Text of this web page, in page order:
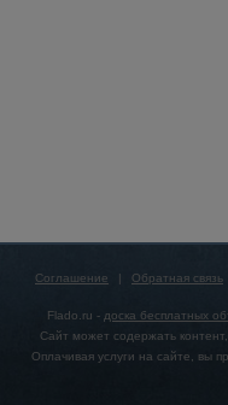
Соглашение | Обратная связь
Flado.ru - доска бесплатных
Сайт может содержать
Оплачивая услуги на сайте, вы